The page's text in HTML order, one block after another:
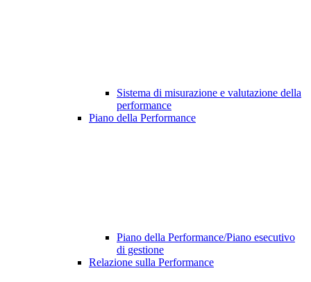
Sistema di misurazione e valutazione della
performance
Piano della Performance
Piano della Performance/Piano esecutivo
di gestione
Relazione sulla Performance